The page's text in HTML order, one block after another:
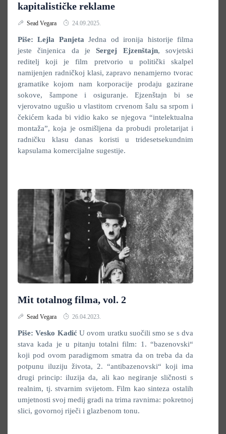
kapitalističke reklame
Sead Vegara 24.09.2025.
Piše: Lejla Panjeta Jedna od ironija historije filma
jeste činjenica da jeSergej Ejzenštajn, sovjetski
reditelj koji je film pretvorio u politički skalpel
namijenjen radničkoj klasi, zapravo nenamjerno tvorac
gramatike kojom nam korporacije prodaju gazirane
sokove, šampone i osiguranje. Ejzenštajn bi se
vjerovatno ugušio u vlastitom crvenom šalu sa srpom i
čekićem kada bi vidio kako se njegova “intelektualna
montaža”, koja je osmišljena da probudi proletarijat i
radničku klasu danas koristi u tridesetsekundnim
kapsulama komercijalne sugestije.
Mit totalnog filma, vol. 2
Sead Vegara 26.04.2023.
Piše: Vesko Kadić U ovom uratku suočili smo se s dva
stava kada je u pitanju totalni film: 1. “bazenovski“
koji pod ovom paradigmom smatra da on treba da da
potpunu iluziju života, 2. “antibazenovski“ koji ima
drugi princip: iluzija da, ali kao negiranje sličnosti s
realnim, tj. stvarnim svijetom. Film kao sinteza ostalih
umjetnosti svoj medij gradi na trima ravnima: pokretnoj
slici, govornoj riječi i glazbenom tonu.